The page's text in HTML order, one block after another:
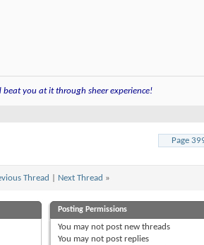
you at it through sheer experience!
Page
Thread Next Thread »
Posting Permissions
You may not post new threads
You may not post replies